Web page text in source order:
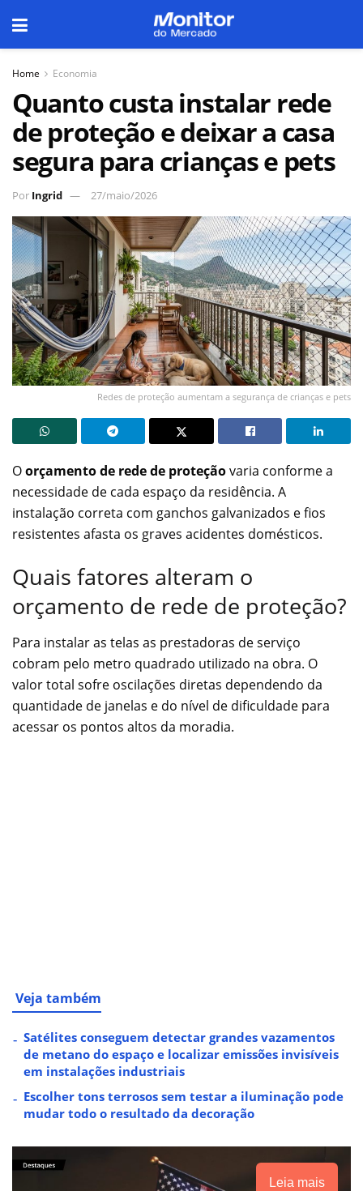
Home Economia
Quanto custa instalar rede
de proteção e deixar a casa
segura para crianças e pets
Por Ingrid 27/maio/2026
Redes de proteção aumentam a segurança de crianças e pets
Oorçamento de rede de proteçãovaria conforme a
necessidade de cada espaço da residência. A
instalação correta com ganchos galvanizados e fios
resistentes afasta os graves acidentes domésticos.
Quais fatores alteram o
orçamento de rede de proteção?
Para instalar as telas as prestadoras de serviço
cobram pelo metro quadrado utilizado na obra. O
valor total sofre oscilações diretas dependendo da
quantidade de janelas e do nível de dificuldade para
acessar os pontos altos da moradia.
Veja também
Satélites conseguem detectar grandes vazamentos
de metano do espaço e localizar emissões invisíveis
em instalações industriais
Escolher tons terrosos sem testar a iluminação pode
mudar todo o resultado da decoração
Leia mais